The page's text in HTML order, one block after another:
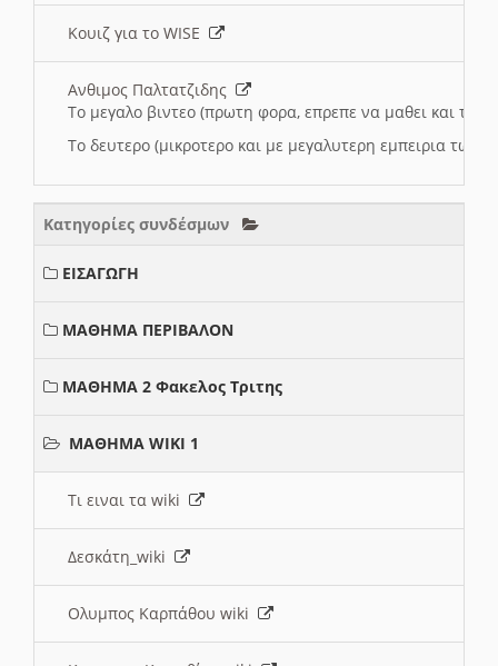
Κουιζ για το WISE
Ανθιμος Παλτατζιδης
Το μεγαλο βιντεο (πρωτη φορα, επρεπε να μαθει και το
Το δευτερο (μικροτερο και με μεγαλυτερη εμπειρια
Κατηγορίες συνδέσμων
ΕΙΣΑΓΩΓΗ
ΜΑΘΗΜΑ ΠΕΡΙΒΑΛΟΝ
ΜΑΘΗΜΑ 2 Φακελος Τριτης
ΜΑΘΗΜΑ WIKI 1
Τι ειναι τα wiki
Δεσκάτη_wiki
Ολυμπος Καρπάθου wiki